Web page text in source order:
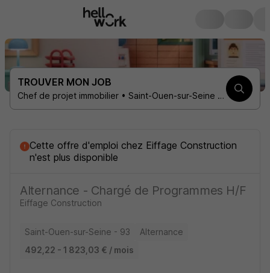
TROUVER MON JOB
Chef de projet immobilier • Saint-Ouen-sur-Seine 93400 • 1 contrat
Cette offre d'emploi chez Eiffage Construction
n'est plus disponible
Alternance - Chargé de Programmes H/F
Eiffage Construction
Saint-Ouen-sur-Seine - 93
Alternance
492,22 - 1 823,03 € / mois